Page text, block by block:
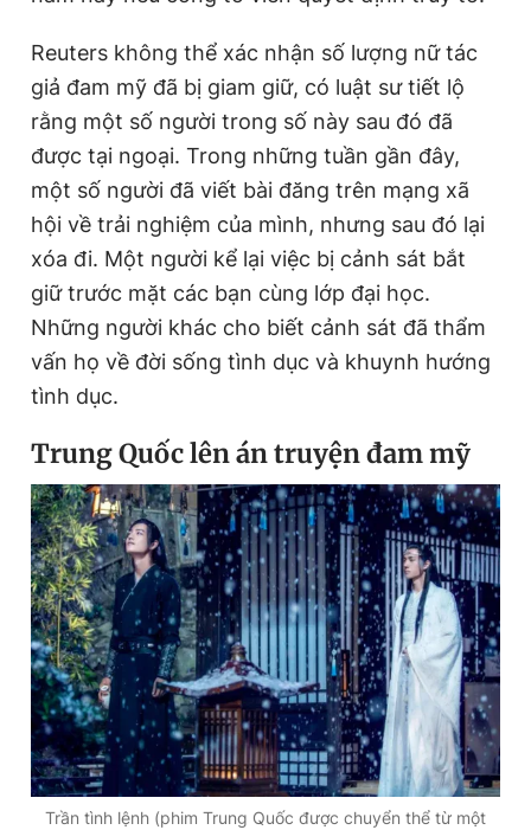
Reuters không thể xác nhận số lượng nữ tác
giả đam mỹ đã bị giam giữ, có luật sư tiết lộ
rằng một số người trong số này sau đó đã
được tại ngoại. Trong những tuần gần đây,
một số người đã viết bài đăng trên mạng xã
hội về trải nghiệm của mình, nhưng sau đó lại
xóa đi. Một người kể lại việc bị cảnh sát bắt
giữ trước mặt các bạn cùng lớp đại học.
Những người khác cho biết cảnh sát đã thẩm
vấn họ về đời sống tình dục và khuynh hướng
tình dục.
Trung Quốc lên án truyện đam mỹ
Trần tình lệnh (phim Trung Quốc được chuyển thể từ một